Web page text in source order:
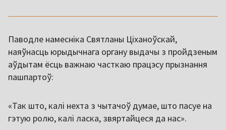
Паводле намесніка Святланы Ціханоўскай,
наяўнасць юрыдычнага органу выдачы з пройдзеным
аўдытам ёсць важнаю часткаю працэсу прызнання
пашпартоў:
«Так што, калі нехта з чытачоў думае, што пасуе на
гэтую ролю, калі ласка, звяртайцеся да нас».